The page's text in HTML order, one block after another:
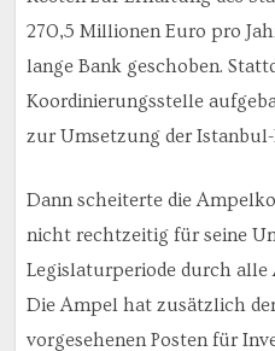
270,5 Millionen Euro pro
lange Bank geschoben.
Koordinierungsstelle
zur Umsetzung der
Dann scheiterte die
nicht rechtzeitig für seine
Legislaturperiode durch
Die Ampel hat zusätzlich
vorgesehenen Posten für